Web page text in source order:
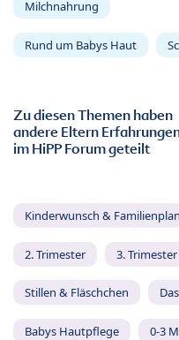
Milchnahrung
Rund um Babys Haut
Zu diesen Themen haben
andere Eltern
im HiPP Forum geteilt
Kinderwunsch &
2. Trimester 3. Trimester
Stillen & Fläschchen
Babys Hautpflege 0-3